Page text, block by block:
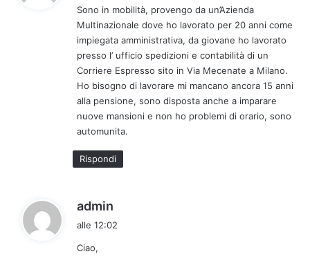
e
t
o
:
Sono in mobilità, provengo da un’Azienda
Multinazionale dove ho lavorato per 20 anni come
impiegata amministrativa, da giovane ho lavorato
presso l’ ufficio spedizioni e contabilità di un
Corriere Espresso sito in Via Mecenate a Milano.
Ho bisogno di lavorare mi mancano ancora 15 anni
alla pensione, sono disposta anche a imparare
nuove mansioni e non ho problemi di orario, sono
automunita.
Rispondi
admin
alle 12:02
Ciao,